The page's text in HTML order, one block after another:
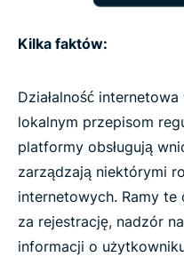
Kilka faktów:
Działalność
lokalnym przepisom
platformy obsługują
zarządzają niektórymi
internetowych. Ramy
za rejestrację, nadzór
informacji o